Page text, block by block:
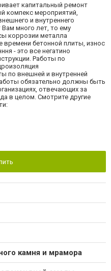
капитальный ремонт
компекс мероприятий,
и внутреннего
много лет, то ему
коррозии металла
времени бетонной плиты, износ
- это все негатино
Работы по
по внешней и внутренней
обязательно должны быть
отвечающих за
в целом. Смотрите другие
камня и мрамора